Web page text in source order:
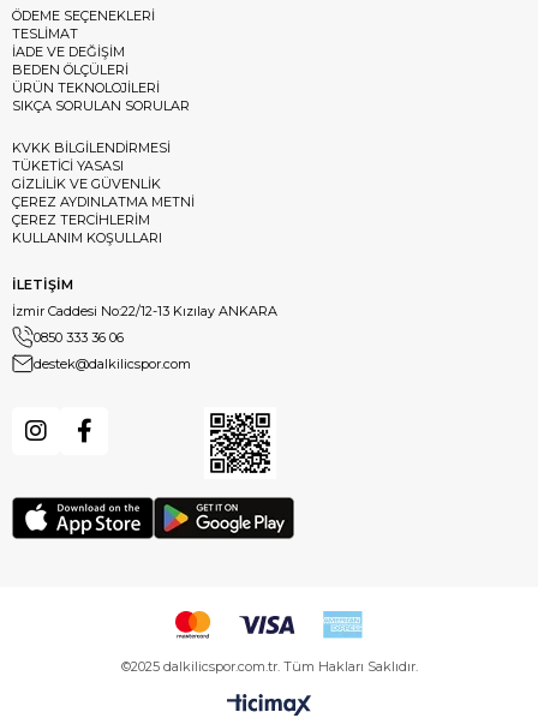
ÖDEME SEÇENEKLERİ
TESLİMAT
İADE VE DEĞİŞİM
BEDEN ÖLÇÜLERİ
ÜRÜN TEKNOLOJİLERİ
SIKÇA SORULAN SORULAR
KVKK BİLGİLENDİRMESİ
TÜKETİCİ YASASI
GİZLİLİK VE GÜVENLİK
ÇEREZ AYDINLATMA METNİ
ÇEREZ TERCİHLERİM
KULLANIM KOŞULLARI
İLETİŞİM
İzmir Caddesi No:22/12-13 Kızılay ANKARA
0850 333 36 06
destek@dalkilicspor.com
©2025 dalkilicspor.com.tr. Tüm Hakları Saklıdır.